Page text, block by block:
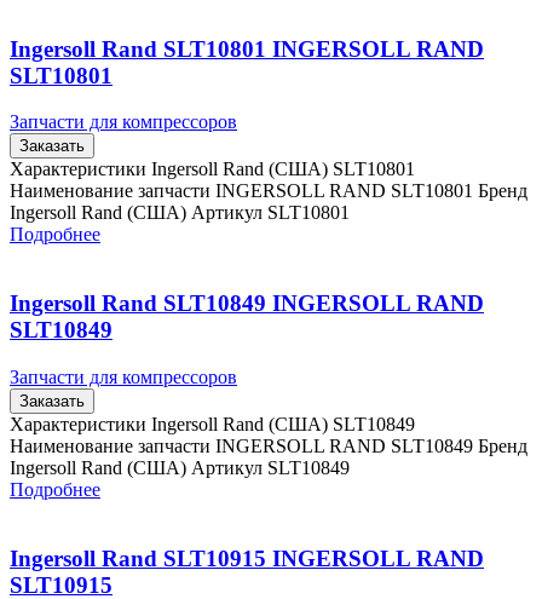
Ingersoll Rand SLT10801 INGERSOLL RAND
SLT10801
Запчасти для компрессоров
Заказать
Характеристики Ingersoll Rand (США) SLT10801
Наименование запчасти INGERSOLL RAND SLT10801 Бренд
Ingersoll Rand (США) Артикул SLT10801
Подробнее
Ingersoll Rand SLT10849 INGERSOLL RAND
SLT10849
Запчасти для компрессоров
Заказать
Характеристики Ingersoll Rand (США) SLT10849
Наименование запчасти INGERSOLL RAND SLT10849 Бренд
Ingersoll Rand (США) Артикул SLT10849
Подробнее
Ingersoll Rand SLT10915 INGERSOLL RAND
SLT10915